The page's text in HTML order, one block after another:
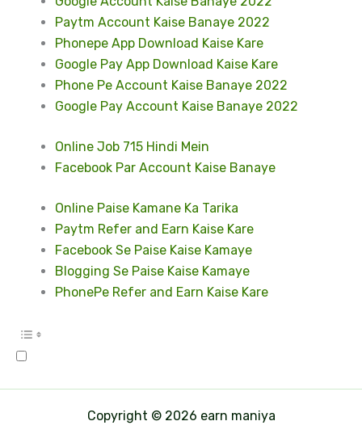
Paytm Account Kaise Banaye 2022
Phonepe App Download Kaise Kare
Google Pay App Download Kaise Kare
Phone Pe Account Kaise Banaye 2022
Google Pay Account Kaise Banaye 2022
Online Job 715 Hindi Mein
Facebook Par Account Kaise Banaye
Online Paise Kamane Ka Tarika
Paytm Refer and Earn Kaise Kare
Facebook Se Paise Kaise Kamaye
Blogging Se Paise Kaise Kamaye
PhonePe Refer and Earn Kaise Kare
Copyright © 2026 earn maniya